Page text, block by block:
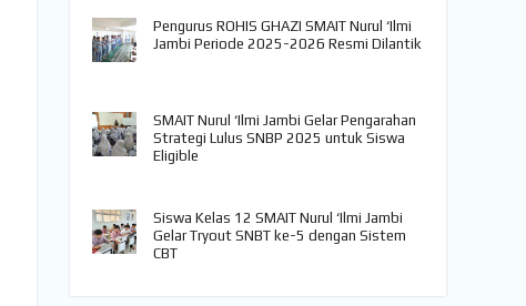
Pengurus ROHIS GHAZI SMAIT Nurul ‘Ilmi
Jambi Periode 2025-2026 Resmi Dilantik
SMAIT Nurul ‘Ilmi Jambi Gelar Pengarahan
Strategi Lulus SNBP 2025 untuk Siswa
Eligible
Siswa Kelas 12 SMAIT Nurul ‘Ilmi Jambi
Gelar Tryout SNBT ke-5 dengan Sistem
CBT